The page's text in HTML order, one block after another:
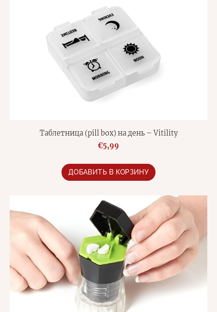
Таблетница (pill box) на день – Vitility
€5,99
ДОБАВИТЬ В КОРЗИНУ